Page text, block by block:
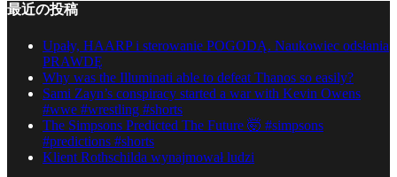
最近の投稿
Upały, HAARP i sterowanie POGODĄ. Naukowiec odsłania
PRAWDĘ
Why was the Illuminati able to defeat Thanos so easily?
Sami Zayn’s conspiracy started a war with Kevin Owens
#wwe #wrestling #shorts
The Simpsons Predicted The Future 🤯 #simpsons
#predictions #shorts
Klient Rothschilda wynajmował ludzi